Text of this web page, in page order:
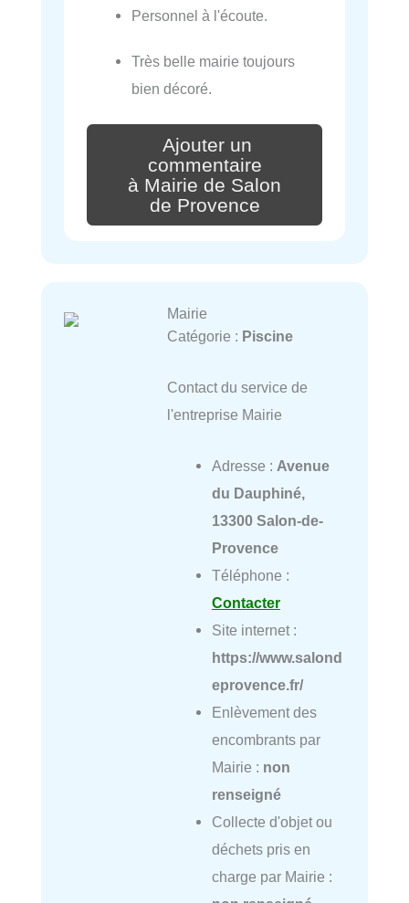
Personnel à l'écoute.
Très belle mairie toujours
bien décoré.
Ajouter un
commentaire
à Mairie de Salon
de Provence
Mairie
Catégorie : Piscine
Contact du service de
l'entreprise Mairie
Adresse : Avenue
du Dauphiné,
13300 Salon-de-
Provence
Téléphone :
Contacter
Site internet :
https://www.salond
eprovence.fr/
Enlèvement des
encombrants par
Mairie : non
renseigné
Collecte d'objet ou
déchets pris en
charge par Mairie :